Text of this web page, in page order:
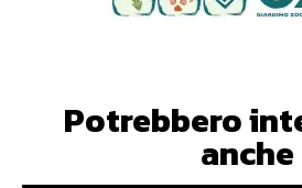
Potrebbero
anche